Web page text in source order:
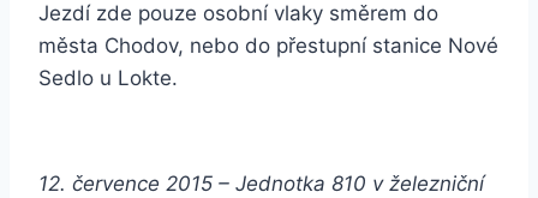
Jezdí zde pouze osobní vlaky směrem do
města Chodov, nebo do přestupní stanice Nové
Sedlo u Lokte.
12. července 2015 – Jednotka 810 v železniční